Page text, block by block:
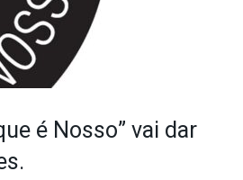
é Nosso” vai dar